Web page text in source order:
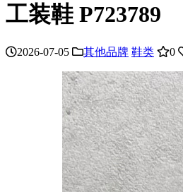
工装鞋 P723789
2026-07-05 其他品牌 鞋类 0